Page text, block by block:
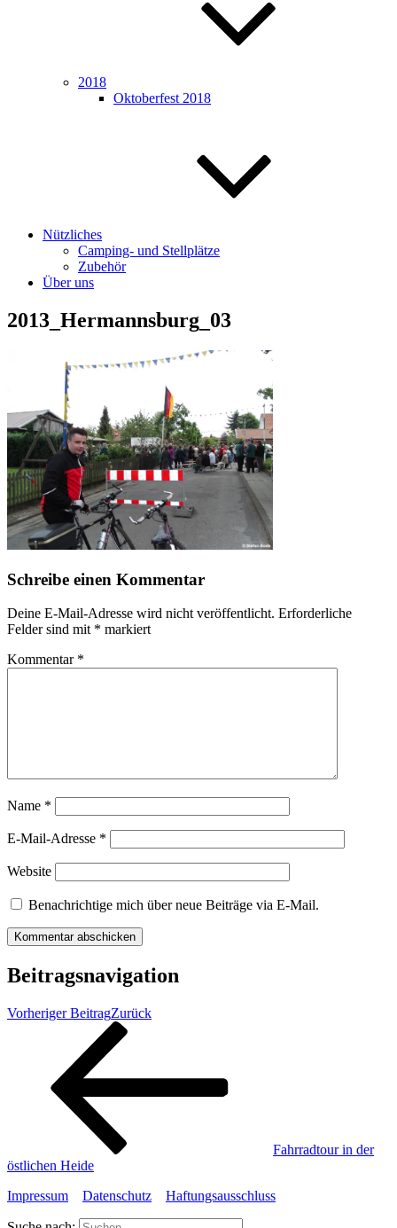
2018
Oktoberfest 2018
Nützliches
Camping- und Stellplätze
Zubehör
Über uns
2013_Hermannsburg_03
Schreibe einen Kommentar
Deine E-Mail-Adresse wird nicht veröffentlicht. Erforderliche
Felder sind mit * markiert
Kommentar *
Name *
E-Mail-Adresse *
Website
Benachrichtige mich über neue Beiträge via E-Mail.
Beitragsnavigation
Vorheriger BeitragZurück
Fahrradtour in der
östlichen Heide
Impressum
Datenschutz Haftungsausschluss